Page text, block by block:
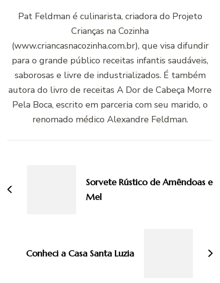
Pat Feldman é culinarista, criadora do Projeto
Crianças na Cozinha
(www.criancasnacozinha.com.br), que visa difundir
para o grande público receitas infantis saudáveis,
saborosas e livre de industrializados. É também
autora do livro de receitas A Dor de Cabeça Morre
Pela Boca, escrito em parceria com seu marido, o
renomado médico Alexandre Feldman.
Sorvete Rústico de Amêndoas e
Mel
Conheci a Casa Santa Luzia